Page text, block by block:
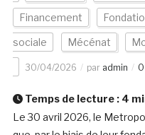
Financement
sociale Mécénat
30/04/2026 par admin
Temps de lecture : 4
Le 30 avril 2026, le